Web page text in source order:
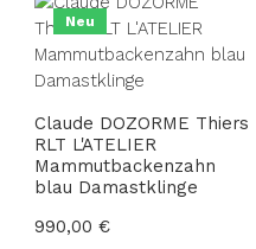
Neu
Claude DOZORME Thiers
RLT L'ATELIER
Mammutbackenzahn
blau Damastklinge
Regulärer Preis:
990,00 €